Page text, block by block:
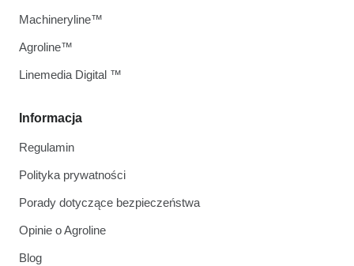
Informacja
Regulamin
Polityka prywatności
Porady dotyczące bezpieczeństwa
Opinie o Agroline
Blog
Machineryline™
Agroline™
Linemedia Digital ™